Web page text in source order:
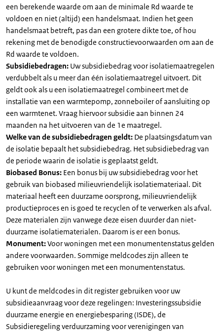
een berekende waarde om aan de minimale Rd waarde te
voldoen en niet (altijd) een handelsmaat. Indien het geen
handelsmaat betreft, pas dan een grotere dikte toe, of hou
rekening met de benodigde constructievoorwaarden om aan de
Rd waarde te voldoen.
Subsidiebedragen: Uw subsidiebedrag voor isolatiemaatregelen
verdubbelt als u meer dan één isolatiemaatregel uitvoert. Dit
geldt ook als u een isolatiemaatregel combineert met de
installatie van een warmtepomp, zonneboiler of aansluiting op
een warmtenet. Vraag hiervoor subsidie aan binnen 24
maanden na het uitvoeren van de 1e maatregel.
Welke van de subsidiebedragen geldt: De plaatsingsdatum van
de isolatie bepaalt het subsidiebedrag. Het subsidiebedrag van
de periode waarin de isolatie is geplaatst geldt.
Biobased Bonus: Een bonus bij uw subsidiebedrag voor het
gebruik van biobased milieuvriendelijk isolatiemateriaal. Dit
materiaal heeft een duurzame oorsprong, milieuvriendelijk
productieproces en is goed te recyclen of te verwerken als afval.
Deze materialen zijn vanwege deze eisen duurder dan niet-
duurzame isolatiematerialen. Daarom is er een bonus.
Monument:Voor woningen met een monumentenstatus gelden
andere voorwaarden. Sommige meldcodes zijn alleen te
gebruiken voor woningen met een monumentenstatus.
U kunt de meldcodes in dit register gebruiken voor uw
subsidieaanvraag voor deze regelingen: Investeringssubsidie
duurzame energie en energiebesparing (ISDE), de
Subsidieregeling verduurzaming voor verenigingen van